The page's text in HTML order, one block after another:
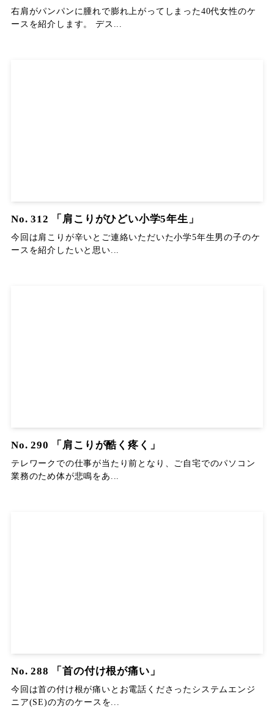
右肩がパンパンに腫れで膨れ上がってしまった40代女性のケ
ースを紹介します。 デス...
No. 312 「肩こりがひどい小学5年生」
今回は肩こりが辛いとご連絡いただいた小学5年生男の子のケ
ースを紹介したいと思い...
No. 290 「肩こりが酷く疼く」
テレワークでの仕事が当たり前となり、ご自宅でのパソコン
業務のため体が悲鳴をあ...
No. 288 「首の付け根が痛い」
今回は首の付け根が痛いとお電話くださったシステムエンジ
ニア(SE)の方のケースを...